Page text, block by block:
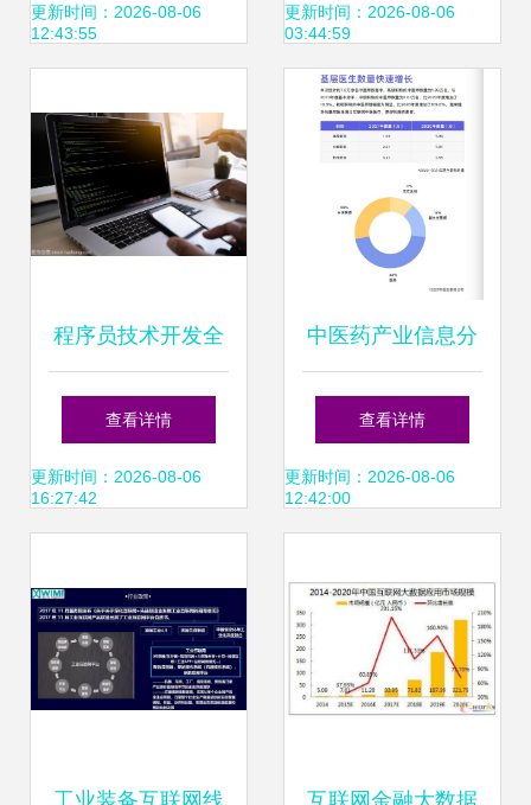
术的核心驱动力与
协同推动
更新时间：2026-08-06
12:43:55
高效平衡SSD测试
质量与效率
更新时间：2026-08-06
03:44:59
程序员技术开发全
览 从编程到网页设
计
查看详情
更新时间：2026-08-06
16:27:42
中医药产业信息分
会发布《2021年互
联网+中医医疗数
时代中医发展新脉
动
查看详情
更新时间：2026-08-06
12:42:00
工业装备互联网线 互联网金融大数据